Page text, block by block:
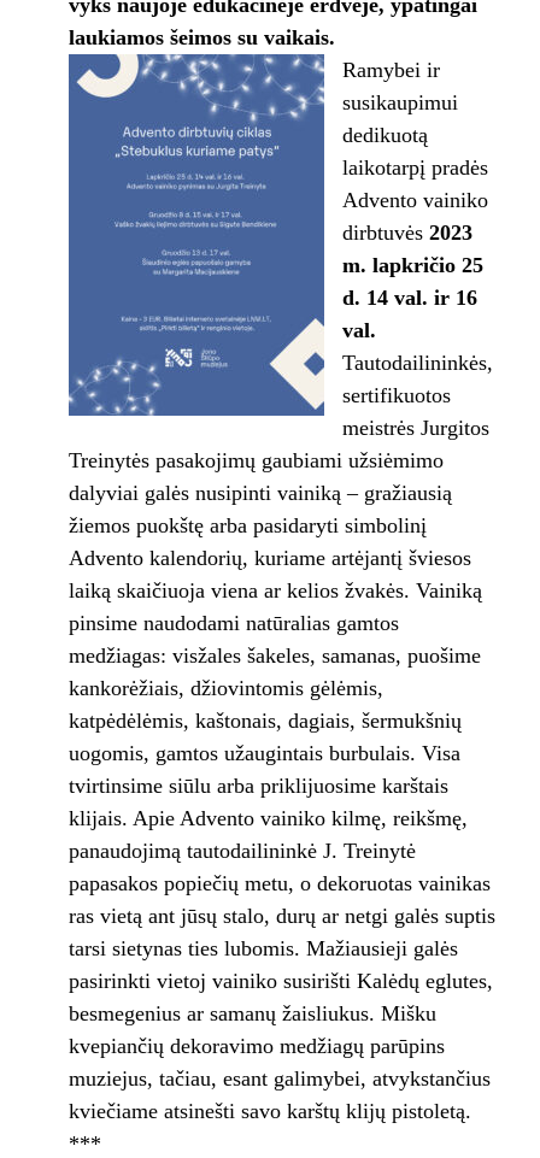
vyks naujoje edukacinėje erdvėje, ypatingai
laukiamos šeimos su vaikais.
Ramybei ir
susikaupimui
dedikuotą
laikotarpį pradės
Advento vainiko
dirbtuvės2023
m. lapkričio 25
d. 14 val. ir 16
val.
Tautodailininkės,
sertifikuotos
meistrės Jurgitos
Treinytės pasakojimų gaubiami užsiėmimo
dalyviai galės nusipinti vainiką – gražiausią
žiemos puokštę arba pasidaryti simbolinį
Advento kalendorių, kuriame artėjantį šviesos
laiką skaičiuoja viena ar kelios žvakės. Vainiką
pinsime naudodami natūralias gamtos
medžiagas: visžales šakeles, samanas, puošime
kankorėžiais, džiovintomis gėlėmis,
katpėdėlėmis, kaštonais, dagiais, šermukšnių
uogomis, gamtos užaugintais burbulais. Visa
tvirtinsime siūlu arba priklijuosime karštais
klijais. Apie Advento vainiko kilmę, reikšmę,
panaudojimą tautodailininkė J. Treinytė
papasakos popiečių metu, o dekoruotas vainikas
ras vietą ant jūsų stalo, durų ar netgi galės suptis
tarsi sietynas ties lubomis. Mažiausieji galės
pasirinkti vietoj vainiko susirišti Kalėdų eglutes,
besmegenius ar samanų žaisliukus. Mišku
kvepiančių dekoravimo medžiagų parūpins
muziejus, tačiau, esant galimybei, atvykstančius
kviečiame atsinešti savo karštų klijų pistoletą.
***